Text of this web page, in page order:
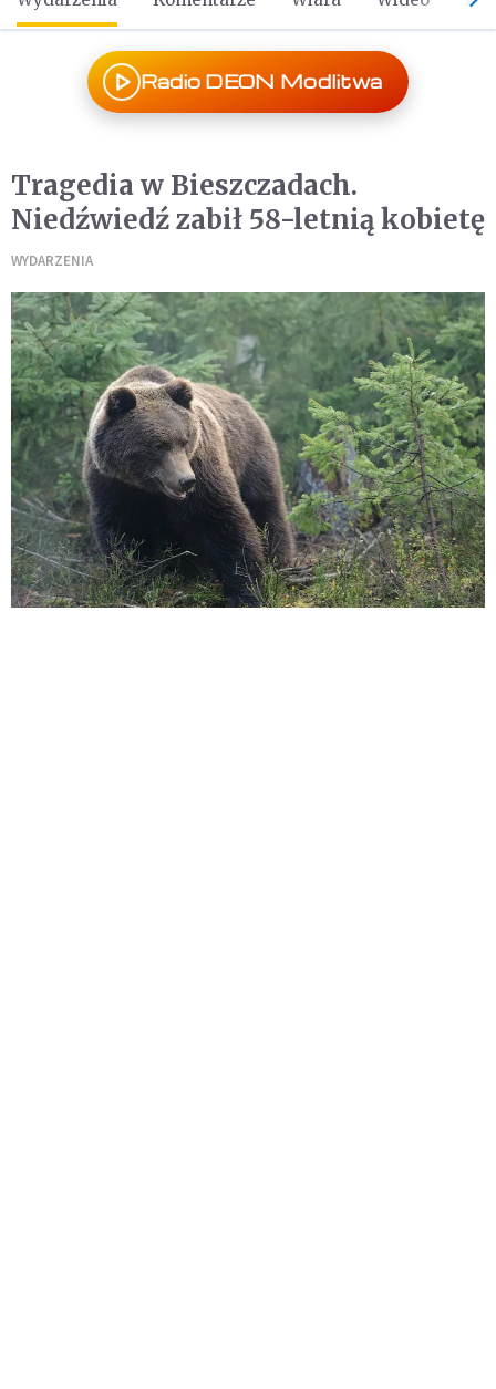
Radio DEON Modlitwa
Tragedia w Bieszczadach.
Niedźwiedź zabił 58-letnią kobietę
WYDARZENIA